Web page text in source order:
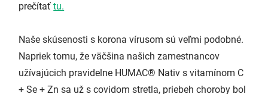
prečítaťtu.
Naše skúsenosti s korona vírusom sú veľmi podobné.
Napriek tomu, že väčšina našich zamestnancov
užívajúcich pravidelne HUMAC® Nativ s vitamínom C
+ Se + Zn sa už s covidom stretla, priebeh choroby bol